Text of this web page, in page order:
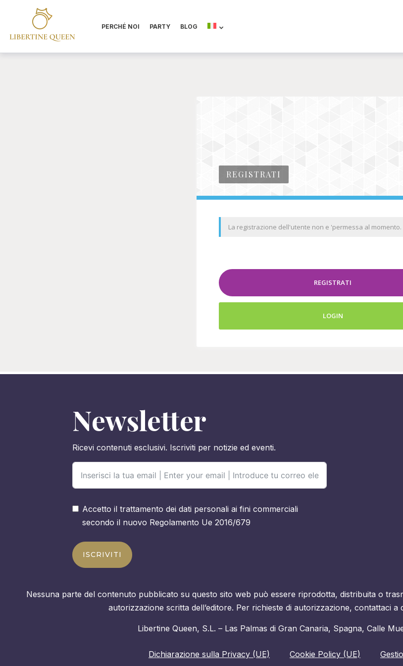
PERCHÉ NOI PARTY BLOG
REGISTRATI
La registrazione dell'utente non e 'permessa al momento.
REGISTRATI
LOGIN
Newsletter
Ricevi contenuti esclusivi. Iscriviti per notizie ed eventi.
Accetto il trattamento dei dati personali ai fini commerciali
secondo il nuovo Regolamento Ue 2016/679
ISCRIVITI
Nessuna parte del contenuto pubblicato su questo sito web può essere riprodotta, distribuita o
autorizzazione scritta dell’editore. Per richieste di autorizzazione, contattaci
Libertine Queen, S.L. – Las Palmas di Gran Canaria, Spagna, Calle
Dichiarazione sulla Privacy (UE) Cookie Policy (UE)